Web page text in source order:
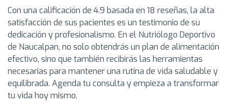
Con una calificación de 4.9 basada en 18 reseñas, la alta
satisfacción de sus pacientes es un testimonio de su
dedicación y profesionalismo. En el Nutriólogo Deportivo
de Naucalpan, no solo obtendrás un plan de alimentación
efectivo, sino que también recibirás las herramientas
necesarias para mantener una rutina de vida saludable y
equilibrada. Agenda tu consulta y empieza a transformar
tu vida hoy mismo.